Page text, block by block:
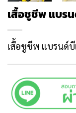
เสื้อชูชีพ แบร
เสื้อชูชีพ แบรนด์